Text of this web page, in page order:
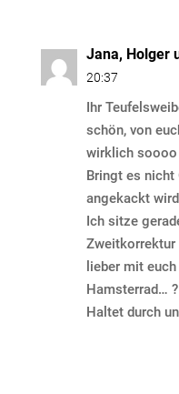
Jana, Holger
20:37
Ihr
schön, von
wirklich
Bringt es nicht
angekackt
Ich sitze
Zweitkorrektur
lieber mit
Hamsterrad… ?
Haltet durch